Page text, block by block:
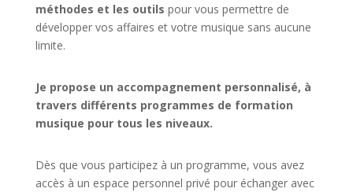
méthodes et les outils pour vous permettre de
développer vos affaires et votre musique sans aucune
limite.
Je propose un accompagnement personnalisé, à
travers différents programmes de formation
musique pour tous les niveaux.
Dès que vous participez à un programme, vous avez
accès à un espace personnel privé pour échanger avec